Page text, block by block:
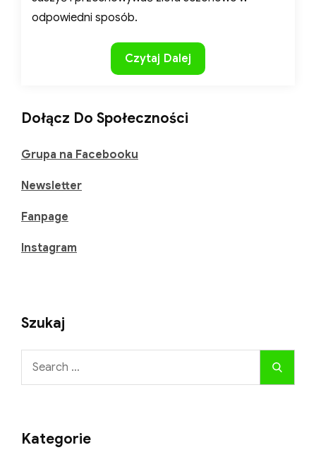
suszyć i przechowywać zioła sezonowe w
odpowiedni sposób.
Przewodnik
sezonowych.
zioła
Czytaj Dalej
Dołącz Do Społeczności
Grupa na Facebooku
Newsletter
Fanpage
Instagram
Szukaj
Search
for:
Search
Kategorie